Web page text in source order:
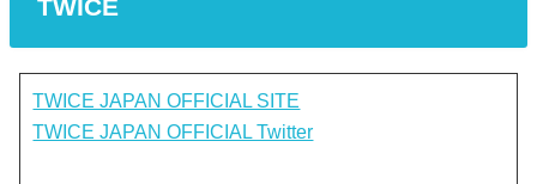
TWICE
TWICE JAPAN OFFICIAL SITE
TWICE JAPAN OFFICIAL Twitter